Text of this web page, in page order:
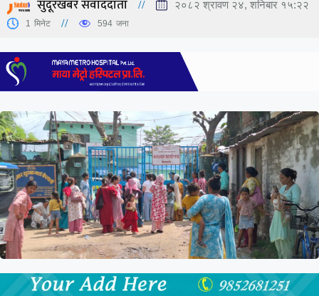
सुदूरखबर संवाददाता २०८२ श्रावण २४, शनिबार १५:२२
1 मिनेट 594 जना